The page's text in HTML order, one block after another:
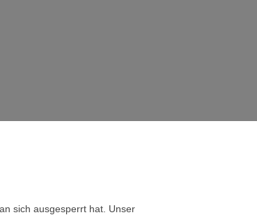
sich ausgesperrt hat. Unser